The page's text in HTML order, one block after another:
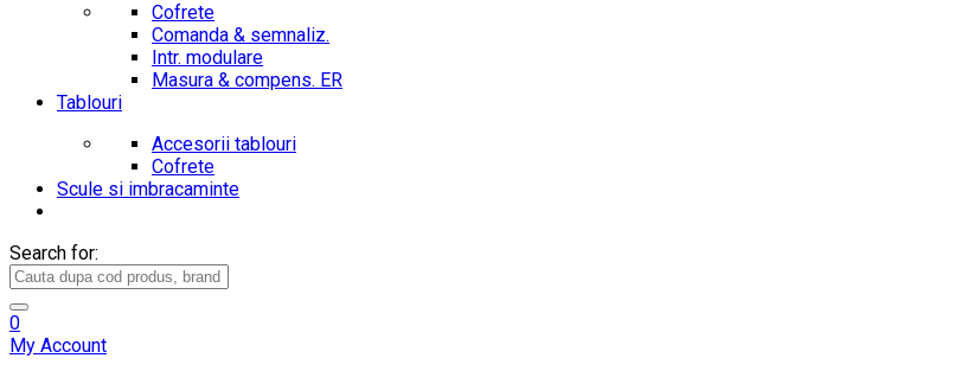
Cofrete
Comanda & semnaliz.
Intr. modulare
Masura & compens. ER
Tablouri
Accesorii tablouri
Cofrete
Scule si imbracaminte
Search for:
0
My Account